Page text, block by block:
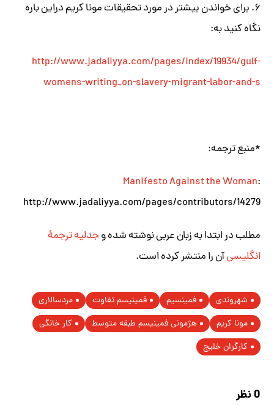
۶. برای خواندن بیشتر در مورد تحقیقات مونا کریم دراین باره
نگاه کنید به:
http://www.jadaliyya.com/pages/index/19934/gulf-
womens-writing_on-slavery-migrant-labor-and-s
*منبع ترجمه:
Manifesto Against the Woman:
http://www.jadaliyya.com/pages/contributors/14279
مطلب در ابتدا به زبان عربی نوشته شده وجدلیه ترجمۀ
انگلیسیآن را منتشر کرده است.
شهروندی فمینسیم فمینیسم تفاوت
مردسالاری
مونا کریم
هژمونی فمینیسم طبقه متوسط
کار خانگی
کارگران خلیج
0 نظر